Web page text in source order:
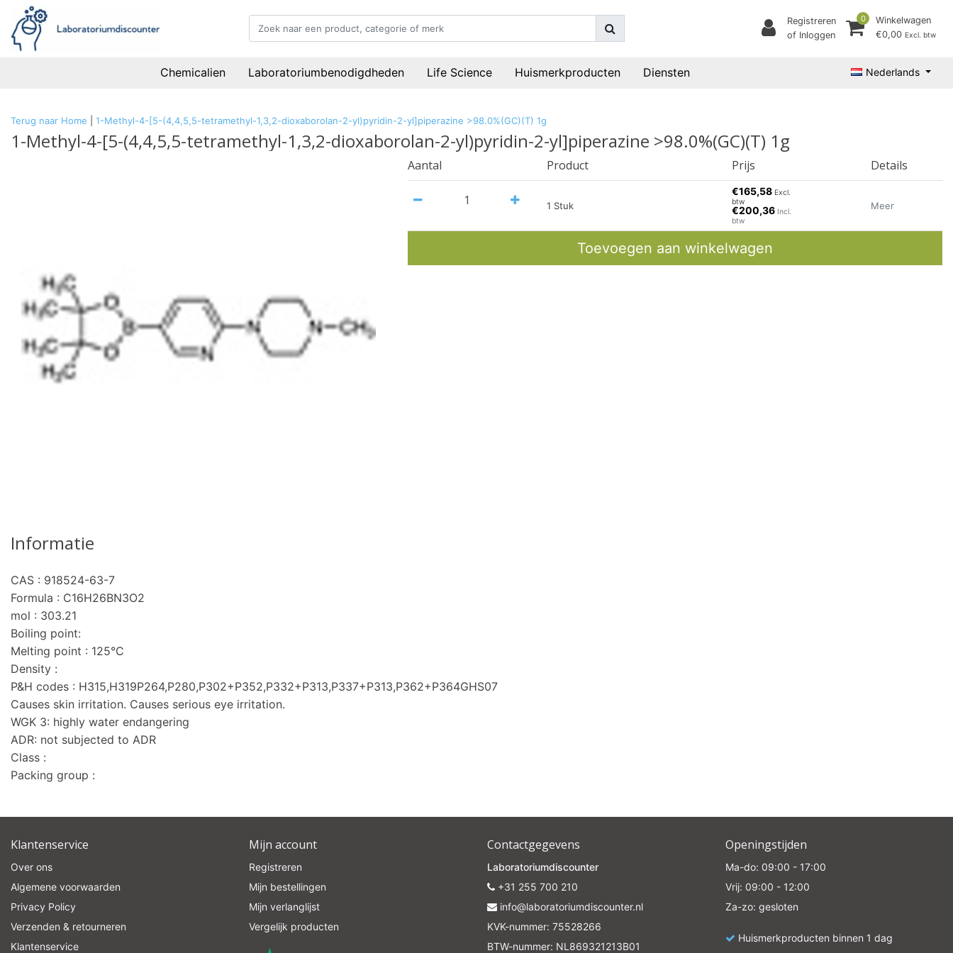
Registreren
of Inloggen
0
Winkelwagen
€0,00 Excl. btw
Chemicalien Laboratoriumbenodigdheden Life Science Huismerkproducten Diensten Nederlands
Terug naar Home 1-Methyl-4-[5-(4,4,5,5-tetramethyl-1,3,2-dioxaborolan-2-yl)pyridin-2-yl]piperazine >98.0%(GC)(T) 1g
1-Methyl-4-[5-(4,4,5,5-tetramethyl-1,3,2-dioxaborolan-2-yl)pyridin-2-yl]piperazine >98.0%(GC)(T) 1g
Aantal Product Prijs Details
1 Stuk
€165,58 Excl.
btw
€200,36 Incl.
btw
Meer
Toevoegen aan winkelwagen
Informatie
CAS : 918524-63-7
Formula : C16H26BN3O2
mol : 303.21
Boiling point:
Melting point : 125°C
Density :
P&H codes : H315,H319P264,P280,P302+P352,P332+P313,P337+P313,P362+P364GHS07
Causes skin irritation. Causes serious eye irritation.
WGK 3: highly water endangering
ADR: not subjected to ADR
Class :
Packing group :
Klantenservice
Over ons
Algemene voorwaarden
Privacy Policy
Verzenden & retourneren
Klantenservice
Mijn account
Registreren
Mijn bestellingen
Mijn verlanglijst
Vergelijk producten
Contactgegevens
Laboratoriumdiscounter
+31 255 700 210
info@laboratoriumdiscounter.nl
KVK-nummer: 75528266
BTW-nummer: NL869321213B01
Openingstijden
Ma-do: 09:00 - 17:00
Vrij: 09:00 - 12:00
Za-zo: gesloten
Huismerkproducten binnen 1 dag